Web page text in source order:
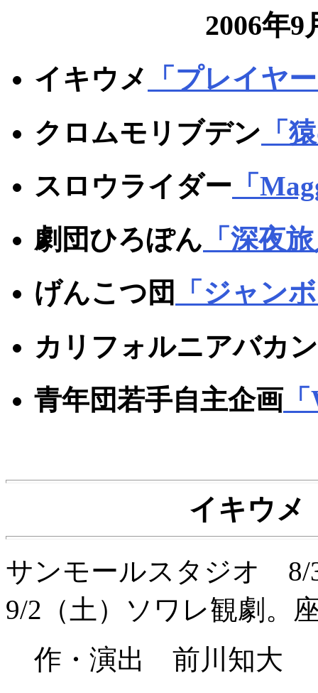
2006年
イキウメ
「プレイヤ
クロムモリブデン 「
スロウライダー 「
劇団ひろぽん 「深夜
げんこつ団
「ジャン
カリフォルニアバカ
青年団若手自主企画
イキウメ
サンモールスタジオ 8/
9/2（土）ソワレ観劇。
作・演出 前川知大